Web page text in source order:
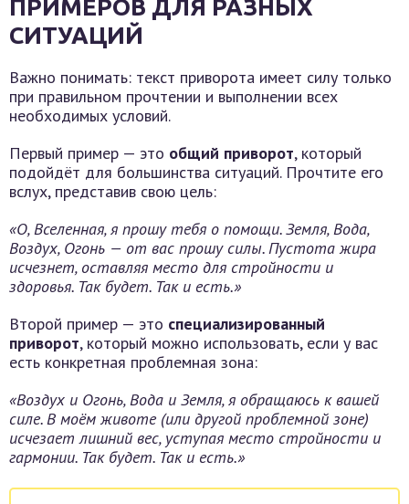
ПРИМЕРОВ ДЛЯ РАЗНЫХ
СИТУАЦИЙ
Важно понимать: текст приворота имеет силу только
при правильном прочтении и выполнении всех
необходимых условий.
Первый пример — это общий приворот, который
подойдёт для большинства ситуаций. Прочтите его
вслух, представив свою цель:
«О, Вселенная, я прошу тебя о помощи. Земля, Вода,
Воздух, Огонь — от вас прошу силы. Пустота жира
исчезнет, оставляя место для стройности и
здоровья. Так будет. Так и есть.»
Второй пример — это специализированный
приворот, который можно использовать, если у вас
есть конкретная проблемная зона:
«Воздух и Огонь, Вода и Земля, я обращаюсь к вашей
силе. В моём животе (или другой проблемной зоне)
исчезает лишний вес, уступая место стройности и
гармонии. Так будет. Так и есть.»